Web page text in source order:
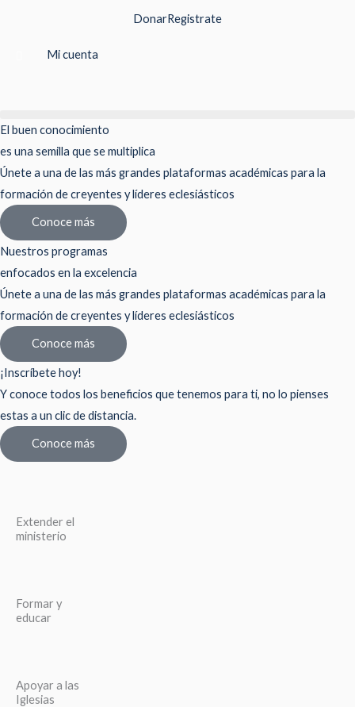
contenido
DonarRegistrate
Mi cuenta
El buen conocimiento
es una semilla que se multiplica
Únete a una de las más grandes plataformas académicas para la
formación de creyentes y líderes eclesiásticos
Conoce más
Nuestros programas
enfocados en la excelencia
Únete a una de las más grandes plataformas académicas para la
formación de creyentes y líderes eclesiásticos
Conoce más
¡Inscríbete hoy!
Y conoce todos los beneficios que tenemos para ti, no lo pienses
estas a un clic de distancia.
Conoce más
Extender el
ministerio
Formar y
educar
Apoyar a las
Iglesias